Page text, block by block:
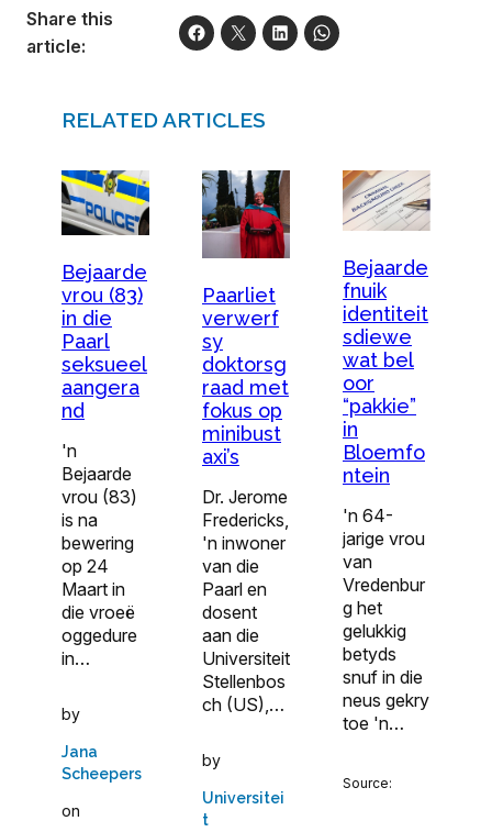
Share this
article:
RELATED ARTICLES
Bejaarde
vrou (83)
in die
Paarl
seksueel
aangera
nd
'n
Bejaarde
vrou (83)
is na
bewering
op 24
Maart in
die vroeë
oggedure
in…
by
Jana
Scheepers
on
Paarliet
verwerf
sy
doktorsg
raad met
fokus op
minibust
axi’s
Dr. Jerome
Fredericks,
'n inwoner
van die
Paarl en
dosent
aan die
Universiteit
Stellenbos
ch (US),…
by
Universitei
t
Bejaarde
fnuik
identiteit
sdiewe
wat bel
oor
“pakkie”
in
Bloemfo
ntein
'n 64-
jarige vrou
van
Vredenbur
g het
gelukkig
betyds
snuf in die
neus gekry
toe 'n…
Source: